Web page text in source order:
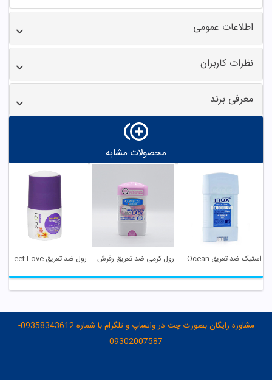
اطلاعات عمومی
نظرات کاربران
معرفی برند
محصولات مشابه
استیک ضد تعریق Blue Ocean بانوان ایروکس رول کرمی ضد تعریق رفرش سنت زنانه کامان رول ضد تعریق Sweet Love شون
مشاوره رایگان بصورت چت در واتساپ و تلگرام با شماره 09358343612-
09302007587